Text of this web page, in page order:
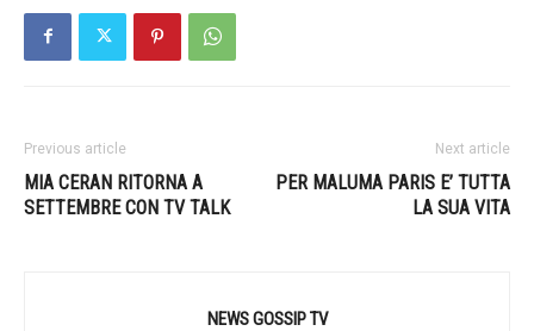
Previous article
MIA CERAN RITORNA A
SETTEMBRE CON TV TALK
Next article
PER MALUMA PARIS E’ TUTTA
LA SUA VITA
NEWS GOSSIP TV